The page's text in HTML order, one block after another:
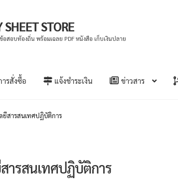
STORE
สอบท้องถิ่น พร้อมเฉลย PDF หนังสือ เก็บเงินปลาย
ารสั่งซื้อ แจ้งชำระเงิน ข่าวสาร
ยีสารสนเทศปฏิบัติการ
ารสนเทศปฏิบัติการ